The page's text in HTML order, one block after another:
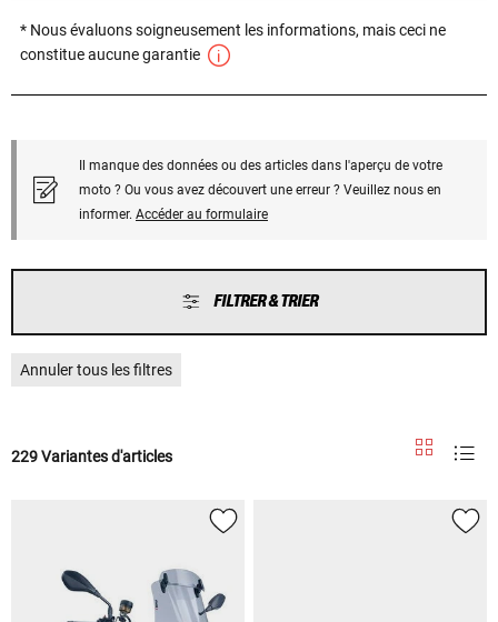
* Nous évaluons soigneusement les informations, mais ceci ne
constitue aucune garantie
Il manque des données ou des articles dans l'aperçu de votre
moto ? Ou vous avez découvert une erreur ? Veuillez nous en
informer. Accéder au formulaire
FILTRER & TRIER
Annuler tous les filtres
229 Variantes d'articles